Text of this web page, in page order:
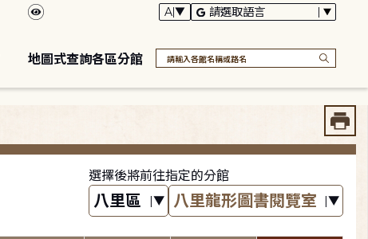
地圖式查詢各區分館
選擇後將前往指定的分館